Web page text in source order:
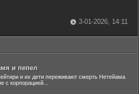
3-01-2026, 14:11
и пепел
и их дети переживают смерть Нетейама
с корпорацией...